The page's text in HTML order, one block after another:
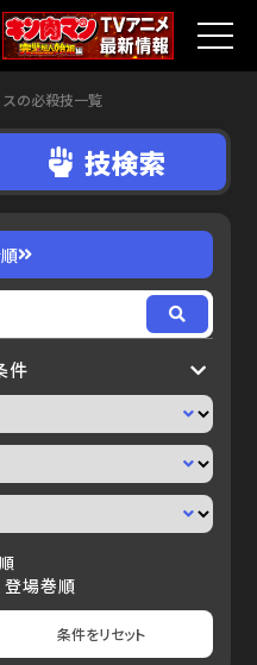
の必殺技一覧
技検索
件
登場巻順
条件をリセット